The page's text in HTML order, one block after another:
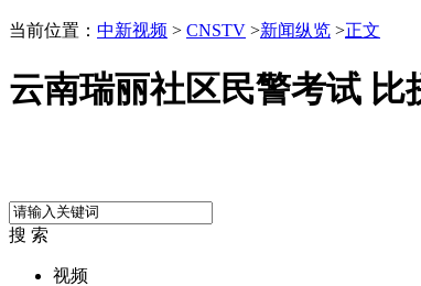
当前位置： 中新视频 > CNSTV >新闻纵览 >正文
云南瑞丽社区民警考试 比
搜 索
视频